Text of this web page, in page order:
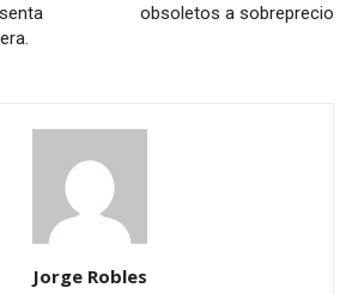
obsoletos a sobreprecio
Jorge Robles